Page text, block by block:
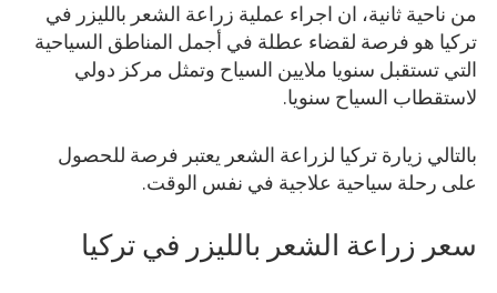
من ناحية ثانية، ان اجراء عملية زراعة الشعر بالليزر في
تركيا هو فرصة لقضاء عطلة في أجمل المناطق السياحية
التي تستقبل سنويا ملايين السياح وتمثل مركز دولي
لاستقطاب السياح سنويا.
بالتالي زيارة تركيا لزراعة الشعر يعتبر فرصة للحصول
على رحلة سياحية علاجية في نفس الوقت.
سعر زراعة الشعر بالليزر في تركيا